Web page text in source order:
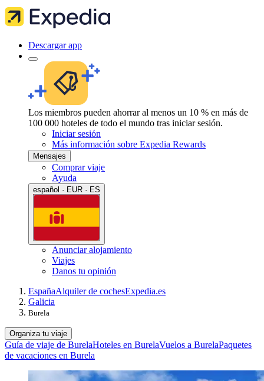
Descargar app
Los miembros pueden ahorrar al menos un 10 % en más de
100 000 hoteles de todo el mundo tras iniciar sesión.
Iniciar sesión
Más información sobre Expedia Rewards
Mensajes
Comprar viaje
Ayuda
español · EUR · ES
Anunciar alojamiento
Viajes
Danos tu opinión
EspañaAlquiler de cochesExpedia.es
Galicia
Burela
Organiza tu viaje
Guía de viaje de BurelaHoteles en BurelaVuelos a BurelaPaquetes
de vacaciones en Burela